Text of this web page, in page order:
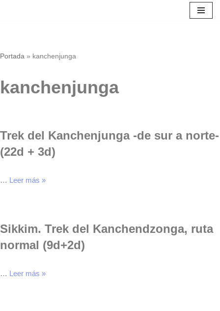
Portada » kanchenjunga
kanchenjunga
Trek del Kanchenjunga -de sur a norte-
(22d + 3d)
… Leer más »
Sikkim. Trek del Kanchendzonga, ruta
normal (9d+2d)
… Leer más »